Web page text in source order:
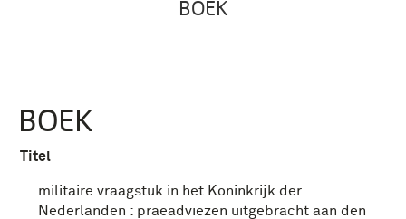
BOEK
BOEK
Titel
militaire vraagstuk in het Koninkrijk der
Nederlanden : praeadviezen uitgebracht aan den